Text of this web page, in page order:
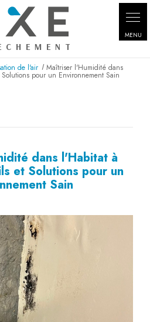
de l'air Maîtriser l'Humidité dans
pour un Environnement Sain
dans l'Habitat à
et Solutions pour un
Sain